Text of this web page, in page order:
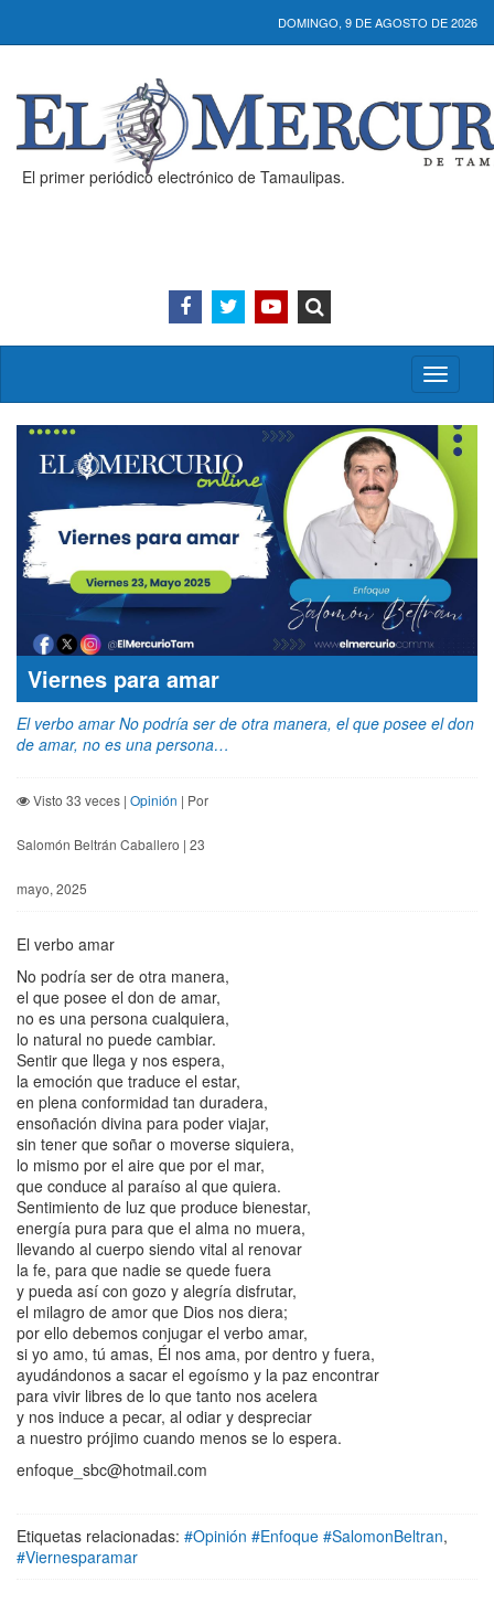
DOMINGO, 9 DE AGOSTO DE 2026
El primer periódico electrónico de Tamaulipas.
Activar/
menú
Viernes para amar
El verbo amar No podría ser de otra manera, el que posee el don
de amar, no es una persona…
Visto 33 veces | Opinión | Por
Salomón Beltrán Caballero | 23
mayo, 2025
El verbo amar
No podría ser de otra manera,
el que posee el don de amar,
no es una persona cualquiera,
lo natural no puede cambiar.
Sentir que llega y nos espera,
la emoción que traduce el estar,
en plena conformidad tan duradera,
ensoñación divina para poder viajar,
sin tener que soñar o moverse siquiera,
lo mismo por el aire que por el mar,
que conduce al paraíso al que quiera.
Sentimiento de luz que produce bienestar,
energía pura para que el alma no muera,
llevando al cuerpo siendo vital al renovar
la fe, para que nadie se quede fuera
y pueda así con gozo y alegría disfrutar,
el milagro de amor que Dios nos diera;
por ello debemos conjugar el verbo amar,
si yo amo, tú amas, Él nos ama, por dentro y fuera,
ayudándonos a sacar el egoísmo y la paz encontrar
para vivir libres de lo que tanto nos acelera
y nos induce a pecar, al odiar y despreciar
a nuestro prójimo cuando menos se lo espera.
enfoque_sbc@hotmail.com
Etiquetas relacionadas: #Opinión #Enfoque #SalomonBeltran,
#Viernesparamar